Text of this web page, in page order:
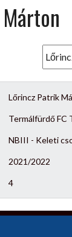
Lőrincz Patrik
Termálfürdő FC
NBIII - Keleti
2021/2022
4